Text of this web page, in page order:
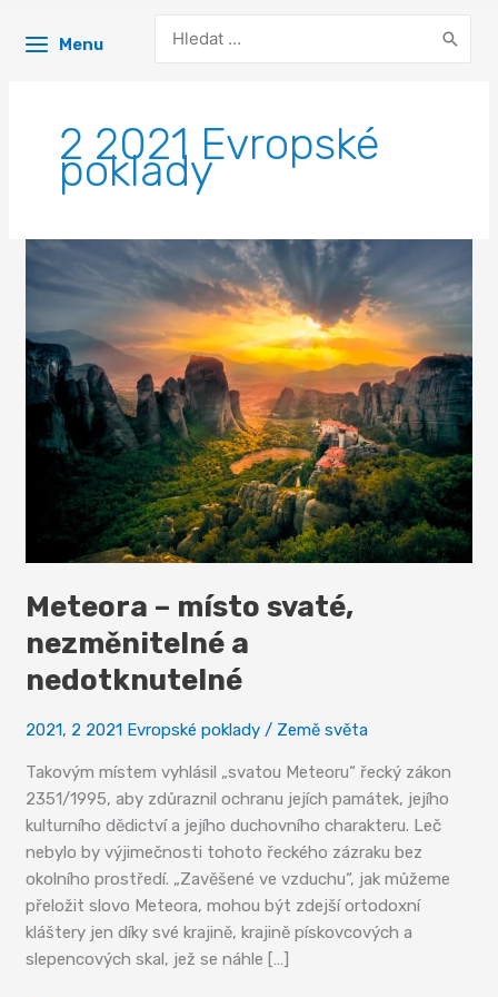
Menu
for:
2 2021 Evropské
poklady
Meteora – místo svaté,
nezměnitelné a
nedotknutelné
2021, 2 2021 Evropské poklady / Země světa
Takovým místem vyhlásil „svatou Meteoru“ řecký zákon
2351/1995, aby zdůraznil ochranu jejích památek, jejího
kulturního dědictví a jejího duchovního charakteru. Leč
nebylo by výjimečnosti tohoto řeckého zázraku bez
okolního prostředí. „Zavěšené ve vzduchu“, jak můžeme
přeložit slovo Meteora, mohou být zdejší ortodoxní
kláštery jen díky své krajině, krajině pískovcových a
slepencových skal, jež se náhle […]